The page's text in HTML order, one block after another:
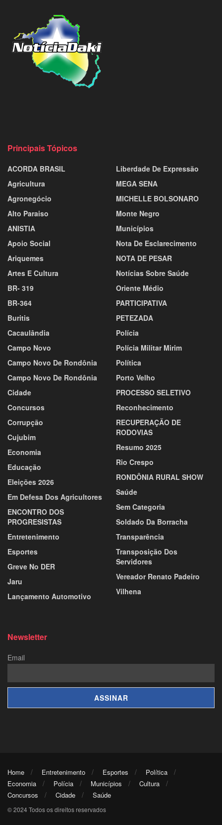
Principais Tópicos
ACORDA BRASIL
Agricultura
Agronegócio
Alto Paraiso
ANISTIA
Apoio Social
Ariquemes
Artes E Cultura
BR- 319
BR-364
Buritis
Cacaulândia
Campo Novo
Campo Novo De Rondônia
Campo Novo De Rondônia
Cidade
Concursos
Corrupção
Cujubim
Economia
Educação
Eleições 2026
Em Defesa Dos Agricultores
ENCONTRO DOS
PROGRESISTAS
Entretenimento
Esportes
Greve No DER
Jaru
Lançamento Automotivo
Liberdade De Expressão
MEGA SENA
MICHELLE BOLSONARO
Monte Negro
Municípios
Nota De Esclarecimento
NOTA DE PESAR
Notícias Sobre Saúde
Oriente Médio
PARTICIPATIVA
PETEZADA
Polícia
Polícia Militar Mirim
Política
Porto Velho
PROCESSO SELETIVO
Reconhecimento
RECUPERAÇÃO DE
RODOVIAS
Resumo 2025
Rio Crespo
RONDÔNIA RURAL SHOW
Saúde
Sem Categoria
Soldado Da Borracha
Transparência
Transposição Dos
Servidores
Vereador Renato Padeiro
Vilhena
Newsletter
Email
Home Entretenimento Esportes
Política
Economia
Polícia Municípios
Cultura
Concursos
Cidade Saúde
© 2024 Todos os direitos reservados